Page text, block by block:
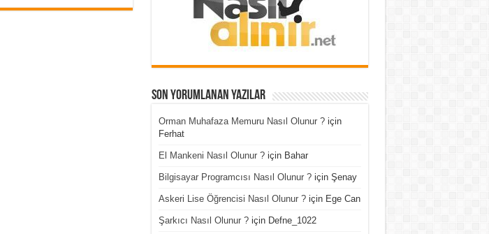
Son Yorumlanan Yazılar
Orman Muhafaza Memuru Nasıl Olunur ?için
Ferhat
El Mankeni Nasıl Olunur ?için Bahar
Bilgisayar Programcısı Nasıl Olunur ?için Şenay
Askeri Lise Öğrencisi Nasıl Olunur ?için Ege Can
Şarkıcı Nasıl Olunur ?için Defne_1022